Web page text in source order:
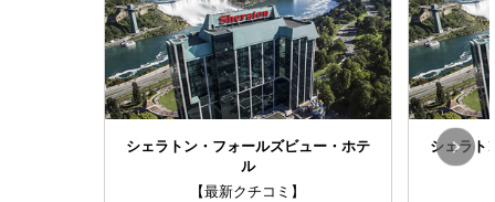
シェラトン・フォールズビュー・ホテ
ル
【最新クチコミ】
シェラト